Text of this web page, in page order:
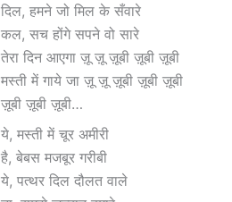
दिल, हमने जो मिल के सँवारे
कल, सच होंगे सपने वो सारे
तेरा दिन आएगा ज़ू ज़ू ज़ूबी ज़ूबी ज़ूबी
मस्ती में गाये जा ज़ू ज़ू ज़ूबी ज़ूबी ज़ूबी
ज़ूबी ज़ूबी ज़ूबी…
ये, मस्ती में चूर अमीरी
है, बेबस मजबूर गरीबी
ये, पत्थर दिल दौलत वाले